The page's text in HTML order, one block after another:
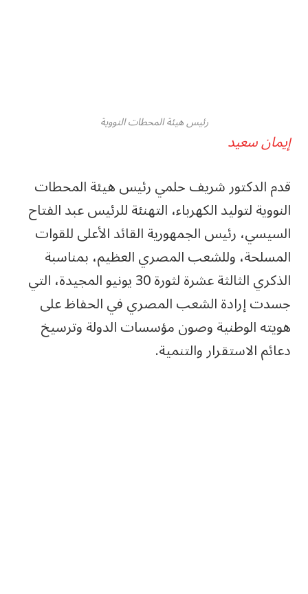
رئيس هيئة المحطات النووية
إيمان سعيد
قدم الدكتور شريف حلمي رئيس هيئة المحطات
النووية لتوليد الكهرباء، التهنئة للرئيس عبد الفتاح
السيسي، رئيس الجمهورية القائد الأعلى للقوات
المسلحة، وللشعب المصري العظيم، بمناسبة
الذكري الثالثة عشرة لثورة 30 يونيو المجيدة، التي
جسدت إرادة الشعب المصري في الحفاظ على
هويته الوطنية وصون مؤسسات الدولة وترسيخ
دعائم الاستقرار والتنمية.